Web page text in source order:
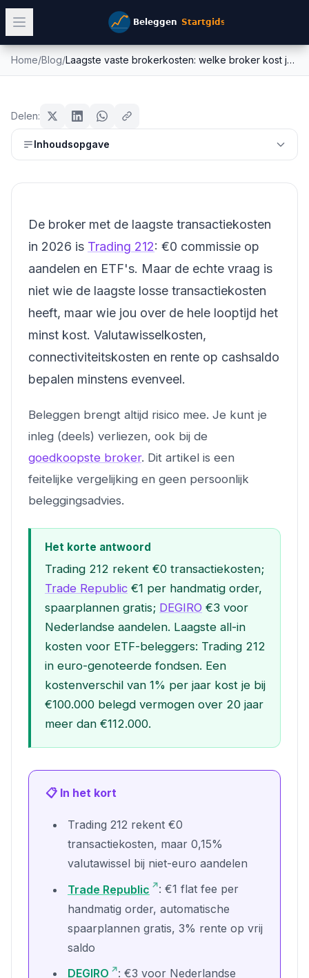
Home/Blog/ Laagste vaste brokerkosten: welke broker kost je het minst?
broker kost je het minst?
6 juli 202612min leestijd
Delen:
Inhoudsopgave
De broker met de laagste transactiekosten
in 2026 is Trading 212: €0 commissie op
aandelen en ETF's. Maar de echte vraag is
niet wie de laagste losse transactiekosten
heeft, maar wie jou over de hele looptijd het
minst kost. Valutawisselkosten,
connectiviteitskosten en rente op cashsaldo
bepalen minstens evenveel.
Beleggen brengt altijd risico mee. Je kunt je
inleg (deels) verliezen, ook bij de
goedkoopste broker. Dit artikel is een
feitelijke vergelijking en geen persoonlijk
beleggingsadvies.
Het korte antwoord
Trading 212 rekent €0 transactiekosten;
Trade Republic €1 per handmatig order,
spaarplannen gratis; DEGIRO €3 voor
Nederlandse aandelen. Laagste all-in
kosten voor ETF-beleggers: Trading 212
in euro-genoteerde fondsen. Een
kostenverschil van 1% per jaar kost je bij
€100.000 belegd vermogen over 20 jaar
meer dan €112.000.
📋 In het kort
Trading 212 rekent €0
transactiekosten, maar 0,15%
valutawissel bij niet-euro aandelen
Trade Republic
: €1 flat fee per
handmatig order, automatische
spaarplannen gratis, 3% rente op vrij
saldo
DEGIRO
: €3 voor Nederlandse